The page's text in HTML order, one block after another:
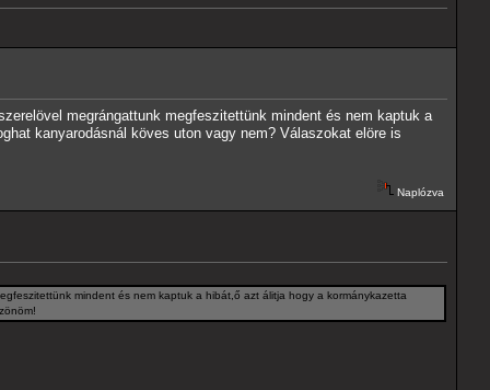
megrángattunk megfeszitettünk mindent és nem kaptuk a
kanyarodásnál köves uton vagy nem? Válaszokat elöre is
Naplózva
mindent és nem kaptuk a hibát,ő azt álitja hogy a kormánykazetta